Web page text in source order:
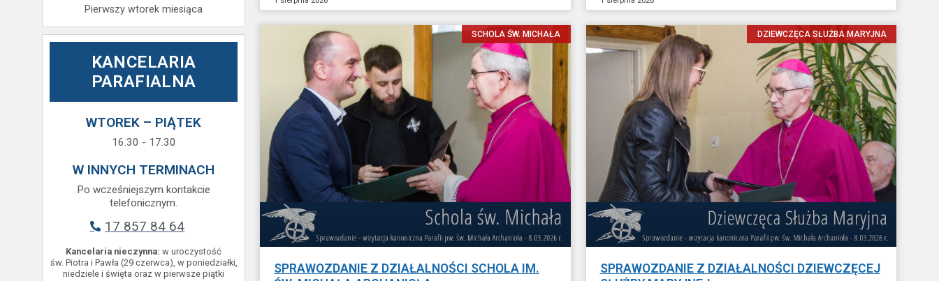
Pierwszy wtorek miesiąca
KANCELARIA
PARAFIALNA
WTOREK – PIĄTEK
16.30 - 17.30
W INNYCH TERMINACH
Po wcześniejszym kontakcie
telefonicznym.
17 857 84 64
Kancelaria nieczynna: w uroczystość
św. Piotra i Pawła (29 czerwca), w poniedziałki,
niedziele i święta oraz w pierwsze piątki
SCHOLA ŚW. MICHAŁA
SPRAWOZDANIE Z DZIAŁALNOŚCI SCHOLA IM.
DZIEWCZĘCA SŁUŻBA MARYJNA
SPRAWOZDANIE Z DZIAŁALNOŚCI DZIEWCZĘCEJ